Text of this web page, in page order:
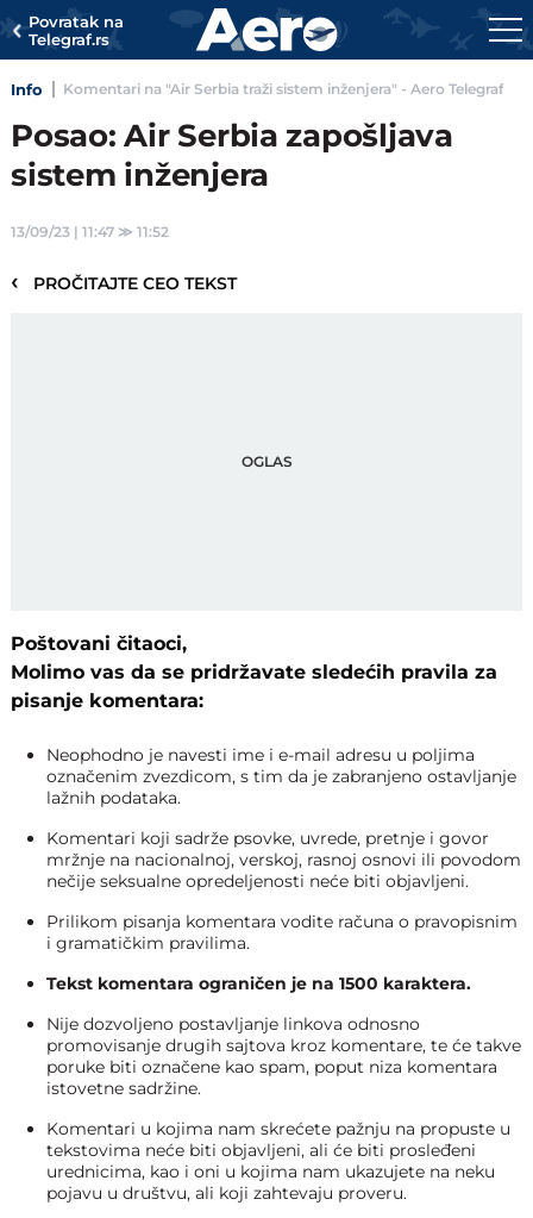
Povratak na
Telegraf.rs
Info Komentari na "Air Serbia traži sistem inženjera" - Aero Telegraf
Posao: Air Serbia zapošljava
sistem inženjera
13/09/23 | 11:47 ≫11:52
‹ PROČITAJTE CEO TEKST
Poštovani čitaoci,
Molimo vas da se pridržavate sledećih pravila za
pisanje komentara:
Neophodno je navesti ime i e-mail adresu u poljima
označenim zvezdicom, s tim da je zabranjeno ostavljanje
lažnih podataka.
Komentari koji sadrže psovke, uvrede, pretnje i govor
mržnje na nacionalnoj, verskoj, rasnoj osnovi ili povodom
nečije seksualne opredeljenosti neće biti objavljeni.
Prilikom pisanja komentara vodite računa o pravopisnim
i gramatičkim pravilima.
Tekst komentara ograničen je na 1500 karaktera.
Nije dozvoljeno postavljanje linkova odnosno
promovisanje drugih sajtova kroz komentare, te će takve
poruke biti označene kao spam, poput niza komentara
istovetne sadržine.
Komentari u kojima nam skrećete pažnju na propuste u
tekstovima neće biti objavljeni, ali će biti prosleđeni
urednicima, kao i oni u kojima nam ukazujete na neku
pojavu u društvu, ali koji zahtevaju proveru.